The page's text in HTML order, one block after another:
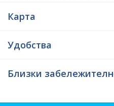
обичащите обиколките по
разгледат фарът на нос
Икантълъка на 27.8 км. по
Карта
Удобства
Близки